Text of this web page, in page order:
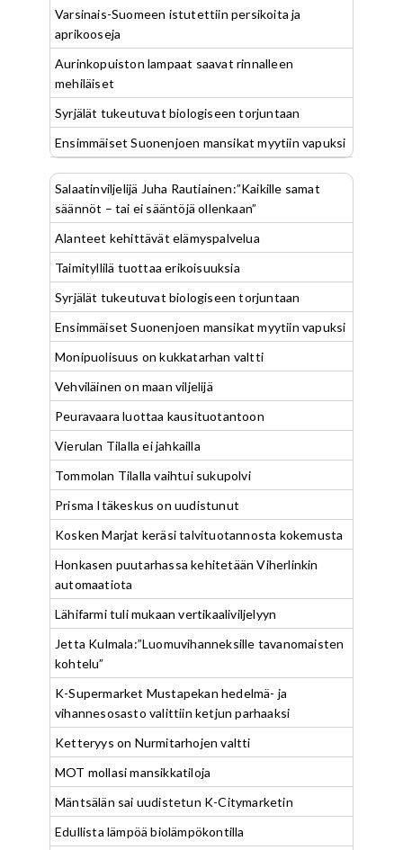
Varsinais-Suomeen istutettiin persikoita ja
aprikooseja
Aurinkopuiston lampaat saavat rinnalleen
mehiläiset
Syrjälät tukeutuvat biologiseen torjuntaan
Ensimmäiset Suonenjoen mansikat myytiin vapuksi
Salaatinviljelijä Juha Rautiainen:”Kaikille samat
säännöt – tai ei sääntöjä ollenkaan”
Alanteet kehittävät elämyspalvelua
Taimityllilä tuottaa erikoisuuksia
Syrjälät tukeutuvat biologiseen torjuntaan
Ensimmäiset Suonenjoen mansikat myytiin vapuksi
Monipuolisuus on kukkatarhan valtti
Vehviläinen on maan viljelijä
Peuravaara luottaa kausituotantoon
Vierulan Tilalla ei jahkailla
Tommolan Tilalla vaihtui sukupolvi
Prisma Itäkeskus on uudistunut
Kosken Marjat keräsi talvituotannosta kokemusta
Honkasen puutarhassa kehitetään Viherlinkin
automaatiota
Lähifarmi tuli mukaan vertikaaliviljelyyn
Jetta Kulmala:”Luomuvihanneksille tavanomaisten
kohtelu”
K-Supermarket Mustapekan hedelmä- ja
vihannesosasto valittiin ketjun parhaaksi
Ketteryys on Nurmitarhojen valtti
MOT mollasi mansikkatiloja
Mäntsälän sai uudistetun K-Citymarketin
Edullista lämpöä biolämpökontilla